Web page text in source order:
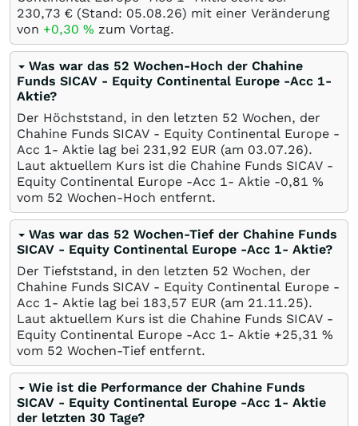
230,73 € (Stand: 05.08.26) mit einer Veränderung
von +0,30 % zum Vortag.
Was war das 52 Wochen-Hoch der Chahine
Funds SICAV - Equity Continental Europe -Acc 1-
Aktie?
Der Höchststand, in den letzten 52 Wochen, der
Chahine Funds SICAV - Equity Continental Europe -
Acc 1- Aktie lag bei 231,92 EUR (am 03.07.26).
Laut aktuellem Kurs ist die Chahine Funds SICAV -
Equity Continental Europe -Acc 1- Aktie -0,81 %
vom 52 Wochen-Hoch entfernt.
Was war das 52 Wochen-Tief der Chahine Funds
SICAV - Equity Continental Europe -Acc 1- Aktie?
Der Tiefststand, in den letzten 52 Wochen, der
Chahine Funds SICAV - Equity Continental Europe -
Acc 1- Aktie lag bei 183,57 EUR (am 21.11.25).
Laut aktuellem Kurs ist die Chahine Funds SICAV -
Equity Continental Europe -Acc 1- Aktie +25,31 %
vom 52 Wochen-Tief entfernt.
Wie ist die Performance der Chahine Funds
SICAV - Equity Continental Europe -Acc 1- Aktie
der letzten 30 Tage?